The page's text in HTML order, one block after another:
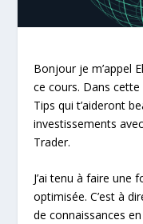
Bonjour je m’appel
ce cours. Dans
Tips qui t’aideront
investissements
Trader.
J’ai tenu à faire une
optimisée. C’est à
de connaissances